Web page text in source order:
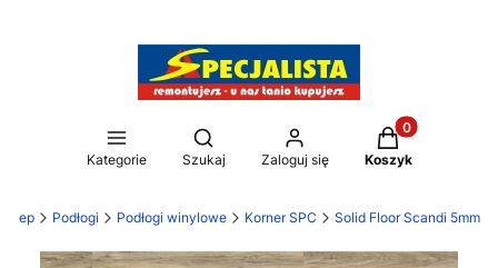
Kategorie
Otwórz wyszukiwarkę
Szukaj Zaloguj się
Produkty w
Koszyk
Podłogi Podłogi winylowe Korner SPC Solid Floor Scandi 5mm